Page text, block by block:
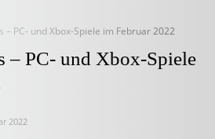
– PC- und Xbox-Spiele im Februar 2022
– PC- und Xbox-Spiele
2022